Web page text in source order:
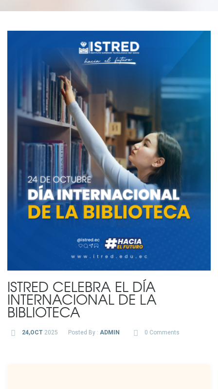
ISTRED CELEBRA EL DÍA
INTERNACIONAL DE LA
BIBLIOTECA
24,OCT2025 Posted By : ADMIN 0 Comments